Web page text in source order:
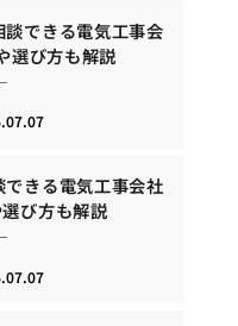
できる電気工事会
選び方も解説
きる電気工事会社
び方も解説